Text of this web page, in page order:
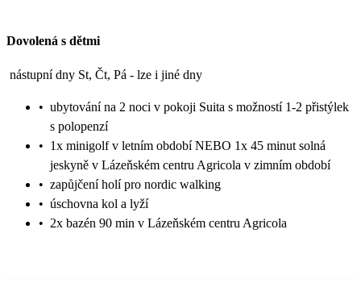
Dovolená s dětmi
nástupní dny St, Čt, Pá - lze i jiné dny
• ubytování na 2 noci v pokoji Suita s možností 1-2 přistýlek
s polopenzí
• 1x minigolf v letním období NEBO 1x 45 minut solná
jeskyně v Lázeňském centru Agricola v zimním období
• zapůjčení holí pro nordic walking
• úschovna kol a lyží
• 2x bazén 90 min v Lázeňském centru Agricola